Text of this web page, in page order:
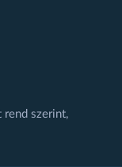
rend szerint,